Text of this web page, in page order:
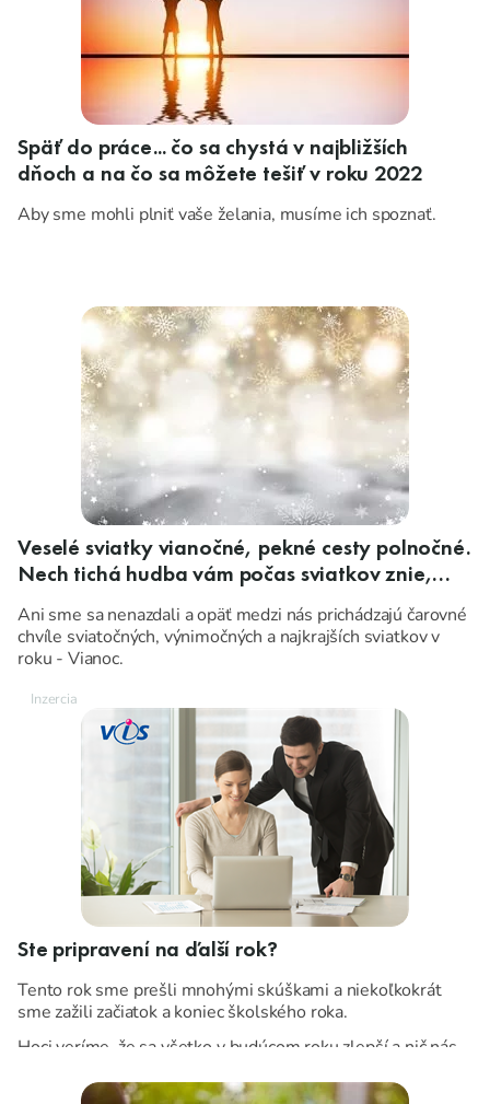
Späť do práce... čo sa chystá v najbližších
dňoch a na čo sa môžete tešiť v roku 2022
Aby sme mohli plniť vaše želania, musíme ich spoznať.
Veselé sviatky vianočné, pekné cesty polnočné.
Nech tichá hudba vám počas sviatkov znie,
nech ten rok nastávajúci vám pokoj, zdravie,
šťastie a lásku prinesie!
Ani sme sa nenazdali a opäť medzi nás prichádzajú čarovné
chvíle sviatočných, výnimočných a najkrajších sviatkov v
roku - Vianoc.
Ste pripravení na ďalší rok?
Tento rok sme prešli mnohými skúškami a niekoľkokrát
sme zažili začiatok a koniec školského roka.
Hoci veríme, že sa všetko v budúcom roku zlepší a nič nás
naozaj sa pripraviť.